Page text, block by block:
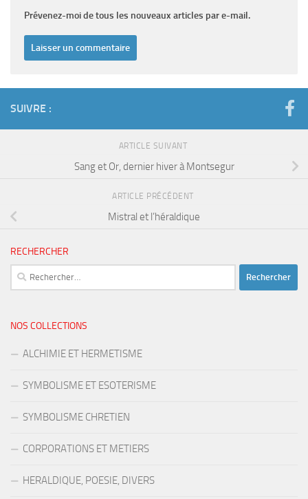
Prévenez-moi de tous les nouveaux articles par e-mail.
SUIVRE :
ARTICLE SUIVANT
Sang et Or, dernier hiver à Montsegur
ARTICLE PRÉCÉDENT
Mistral et l’héraldique
RECHERCHER
Rechercher :
NOS COLLECTIONS
ALCHIMIE ET HERMETISME
SYMBOLISME ET ESOTERISME
SYMBOLISME CHRETIEN
CORPORATIONS ET METIERS
HERALDIQUE, POESIE, DIVERS